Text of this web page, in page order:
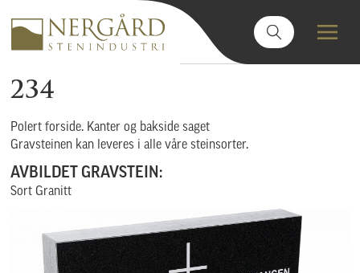
234
Polert forside. Kanter og bakside saget
Gravsteinen kan leveres i alle våre steinsorter.
AVBILDET GRAVSTEIN:
Sort Granitt